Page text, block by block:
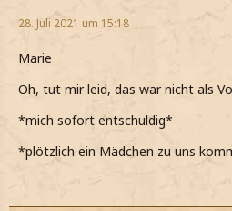
28. Juli 2021 um 15:18
Marie
Oh, tut mir leid, das war nicht als
*mich sofort entschuldig*
*plötzlich ein Mädchen zu uns